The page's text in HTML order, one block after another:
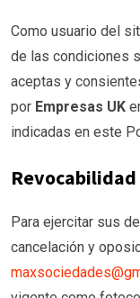
Como usuario del
de las condiciones
aceptas y
por Empresas UK
indicadas en este
Revocabilidad
Para ejercitar sus
cancelación y